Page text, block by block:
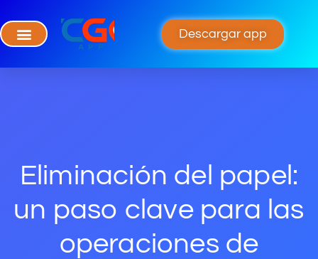
Descargar app
Eliminación del papel:
un paso clave para las
operaciones de